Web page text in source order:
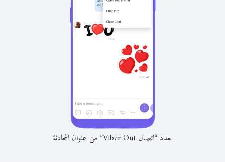
حدد “اتصال Viber Out” من عنوان المحادثة